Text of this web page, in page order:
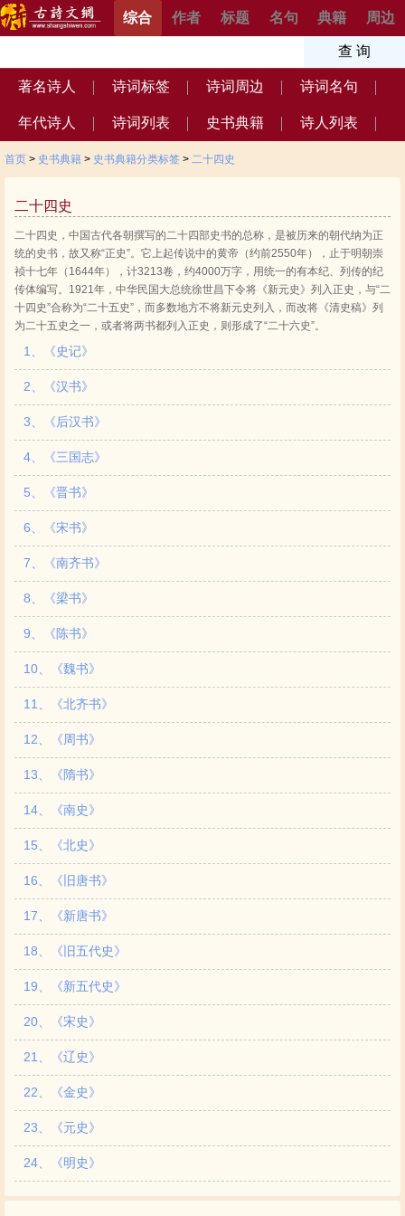
周边
典籍
名句
标题
作者
综合
著名诗人 诗词标签 诗词周边 诗词名句
年代诗人 诗词列表 史书典籍 诗人列表
首页 > 史书典籍 > 史书典籍分类标签 > 二十四史
二十四史
二十四史，中国古代各朝撰写的二十四部史书的总称，是被历来的朝代纳为正
统的史书，故又称“正史”。它上起传说中的黄帝（约前2550年），止于明朝崇
祯十七年（1644年），计3213卷，约4000万字，用统一的有本纪、列传的纪
传体编写。1921年，中华民国大总统徐世昌下令将《新元史》列入正史，与“二
十四史”合称为“二十五史”，而多数地方不将新元史列入，而改将《清史稿》列
为二十五史之一，或者将两书都列入正史，则形成了“二十六史”。
1、《史记》
2、《汉书》
3、《后汉书》
4、《三国志》
5、《晋书》
6、《宋书》
7、《南齐书》
8、《梁书》
9、《陈书》
10、《魏书》
11、《北齐书》
12、《周书》
13、《隋书》
14、《南史》
15、《北史》
16、《旧唐书》
17、《新唐书》
18、《旧五代史》
19、《新五代史》
20、《宋史》
21、《辽史》
22、《金史》
23、《元史》
24、《明史》